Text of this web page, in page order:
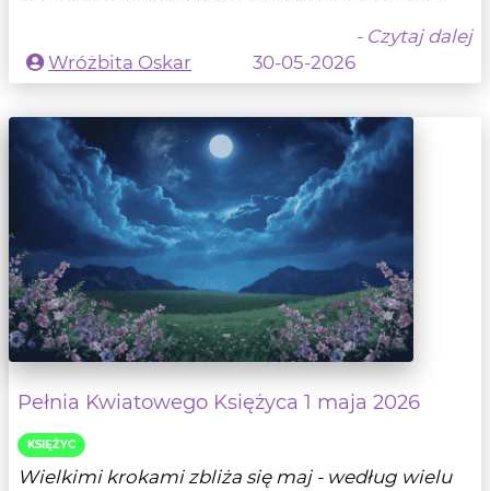
- Czytaj dalej
Wróżbita Oskar
30-05-2026
Pełnia Kwiatowego Księżyca 1 maja 2026
KSIĘŻYC
Wielkimi krokami zbliża się maj - według wielu